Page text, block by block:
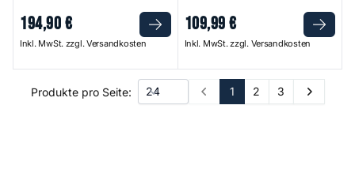
194,90€
Inkl. MwSt. zzgl. Versandkosten
109,99€
Inkl. MwSt. zzgl. Versandkosten
Produkte pro Seite: Prev 1 2 3 Next